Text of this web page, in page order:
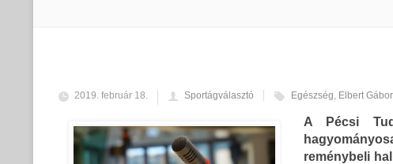
2019. február 18. Sportágválasztó Egészség, Elbert Gábor
A Pécsi
reménybeli